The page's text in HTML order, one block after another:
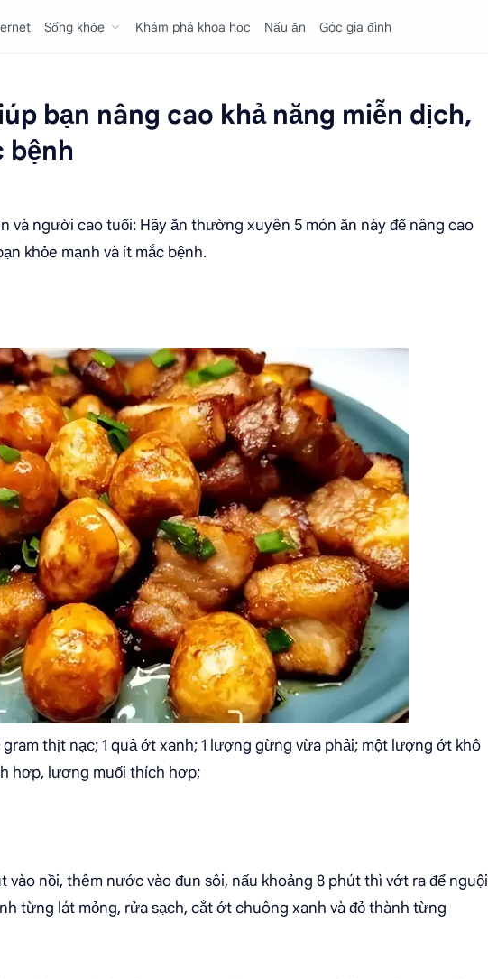
Sống khỏe Khám phá khoa học Nấu ăn Góc gia đình
bạn nâng cao khả năng miễn dịch,
bệnh
và người cao tuổi: Hãy ăn thường xuyên 5 món ăn này để nâng cao
khỏe mạnh và ít mắc bệnh.
thịt nạc; 1 quả ớt xanh; 1 lượng gừng vừa phải; một lượng ớt khô
hợp, lượng muối thích hợp;
vào nồi, thêm nước vào đun sôi, nấu khoảng 8 phút thì vớt ra để nguội
từng lát mỏng, rửa sạch, cắt ớt chuông xanh và đỏ thành từng